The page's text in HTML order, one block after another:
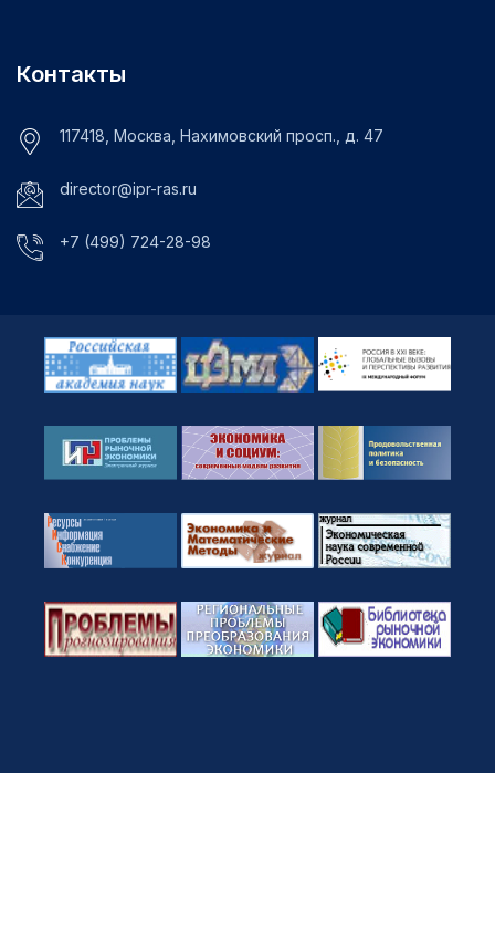
Контакты
117418, Москва, Нахимовский просп., д. 47
director@ipr-ras.ru
+7 (499) 724-28-98